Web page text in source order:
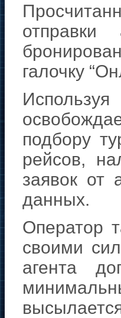
галочку
подбору
рейсов,
заявок от
данных.
Оператор
своими
агента